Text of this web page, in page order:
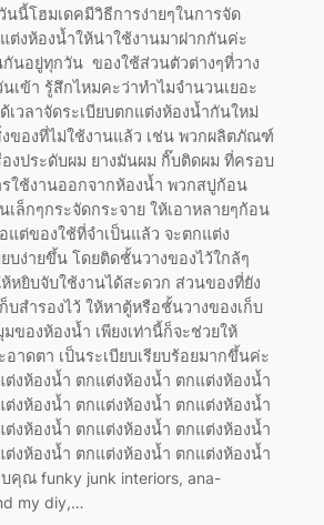
โฮมเดคมีวิธีการง่ายๆในการจัด
ต่งห้องน้ำให้น่าใช้งานมาฝากกันค่ะ
กันอยู่ทุกวัน ของใช้ส่วนตัวต่างๆที่วาง
เข้า รู้สึกไหมคะว่าทำไมจำนวนเยอะ
เวลาจัดระเบียบตกแต่งห้องน้ำกันใหม่
งของที่ไม่ใช้งานแล้ว เช่น พวกผลิตภัณฑ์
งประดับผม ยางมันผม กิ๊บติดผม ที่ครอบ
ใช้งานออกจากห้องน้ำ พวกสบู่ก้อน
ล็กๆกระจัดกระจาย ให้เอาหลายๆก้อน
แต่ของใช้ที่จำเป็นแล้ว จะตกแต่ง
บง่ายขึ้น โดยติดชั้นวางของไว้ใกล้ๆ
หยิบจับใช้งานได้สะดวก ส่วนของที่ยัง
บสำรองไว้ ให้หาตู้หรือชั้นวางของเก็บ
ของห้องน้ำ เพียงเท่านี้ก็จะช่วยให้
าดตา เป็นระเบียบเรียบร้อยมากขึ้นค่ะ
งห้องน้ำ ตกแต่งห้องน้ำ ตกแต่งห้องน้ำ
งห้องน้ำ ตกแต่งห้องน้ำ ตกแต่งห้องน้ำ
งห้องน้ำ ตกแต่งห้องน้ำ ตกแต่งห้องน้ำ
งห้องน้ำ ตกแต่งห้องน้ำ ตกแต่งห้องน้ำ
คุณ funky junk interiors, ana-
my diy,…